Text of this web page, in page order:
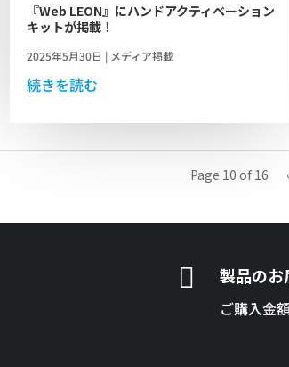
『Web LEON』にハンドアクティベーション
キットが掲載！
2025年5月30日 | メディア掲載
続きを読む
Page 10 of 16
 製品のお
ご購入金